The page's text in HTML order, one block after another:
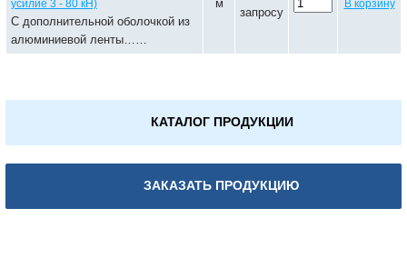
усилие 3 - 80 кН)
С дополнительной оболочкой из
алюминиевой ленты……
м
запросу
В корзину
КАТАЛОГ ПРОДУКЦИИ
ЗАКАЗАТЬ ПРОДУКЦИЮ